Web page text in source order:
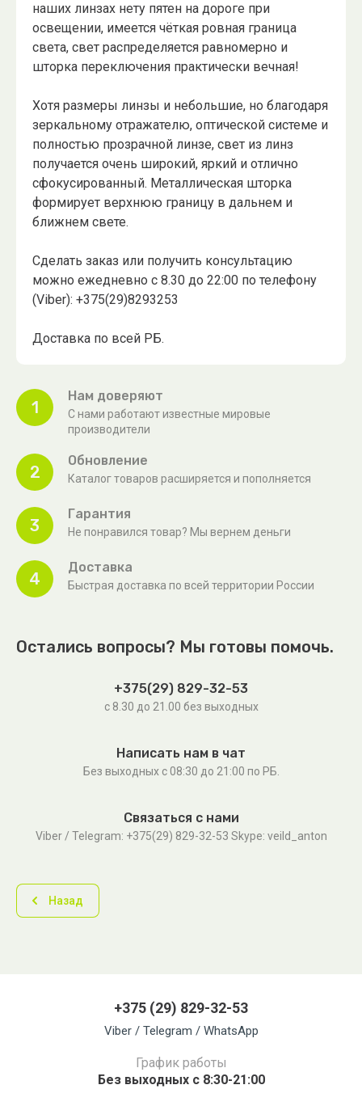
наших линзах нету пятен на дороге при
освещении, имеется чёткая ровная граница
света, свет распределяется равномерно и
шторка переключения практически вечная!
Хотя размеры линзы и небольшие, но благодаря
зеркальному отражателю, оптической системе и
полностью прозрачной линзе, свет из линз
получается очень широкий, яркий и отлично
сфокусированный. Металлическая шторка
формирует верхнюю границу в дальнем и
ближнем свете.
Сделать заказ или получить консультацию
можно ежедневно с 8.30 до 22:00 по телефону
(Viber): +375(29)8293253
Доставка по всей РБ.
1
Нам доверяют
С нами работают известные мировые
производители
2
Обновление
Каталог товаров расширяется и пополняется
3
Гарантия
Не понравился товар? Мы вернем деньги
4
Доставка
Быстрая доставка по всей территории России
Остались вопросы? Мы готовы помочь.
+375(29) 829-32-53
с 8.30 до 21.00 без выходных
Написать нам в чат
Без выходных c 08:30 до 21:00 по РБ.
Связаться с нами
Viber / Telegram: +375(29) 829-32-53 Skype: veild_anton
Назад
+375 (29) 829-32-53
Viber / Telegram / WhatsApp
График работы
Без выходных с 8:30-21:00